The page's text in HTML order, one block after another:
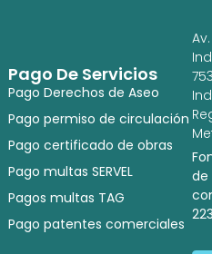
Pago De Servicios
Pago Derechos de Aseo
Pago permiso de circulación
Pago certificado de obras
Pago multas SERVEL
Pagos multas TAG
Pago patentes comerciales
Av.
de